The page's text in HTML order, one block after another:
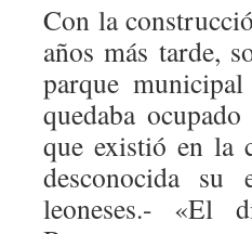
Con la
años más tarde,
parque
quedaba
que existió en la
desconocida
leoneses.- «El